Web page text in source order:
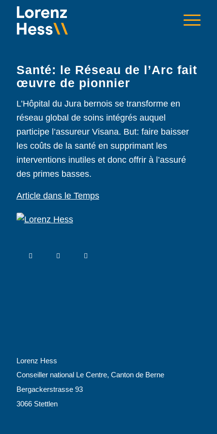
Santé: le Réseau de l’Arc fait
œuvre de pionnier
L’Hôpital du Jura bernois se transforme en
réseau global de soins intégrés auquel
participe l’assureur Visana. But: faire baisser
les coûts de la santé en supprimant les
interventions inutiles et donc offrir à l’assuré
des primes basses.
Article dans le Temps
Lorenz Hess
Conseiller national Le Centre, Canton de Berne
Bergackerstrasse 93
3066 Stettlen